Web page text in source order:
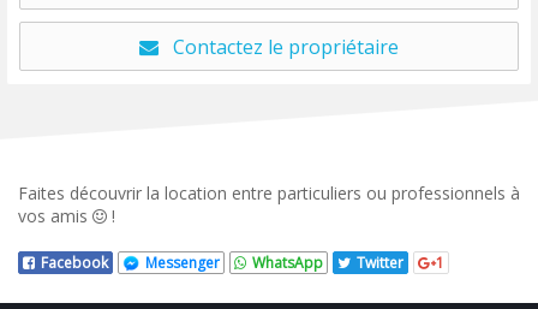
Contactez le propriétaire
Faites découvrir la location entre particuliers ou professionnels à
vos amis
!
Facebook Messenger WhatsApp Twitter 1